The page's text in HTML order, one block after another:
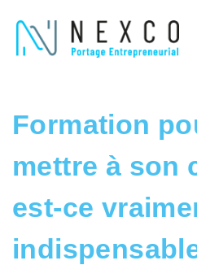
Formation
mettre à son
est-ce